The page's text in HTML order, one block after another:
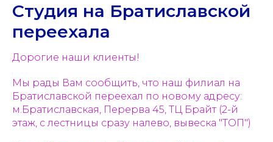
Студия на Братиславской
переехала
Дорогие наши клиенты!
Мы рады Вам сообщить, что наш филиал на
Братиславской переехал по новому адресу:
м.Братиславская, Перерва 45, ТЦ Брайт (2-й
этаж, с лестницы сразу налево, вывеска "ТОП")